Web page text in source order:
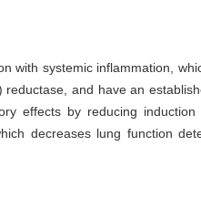
with systemic inflammation,
and have an
effects by reducing
decreases lung function